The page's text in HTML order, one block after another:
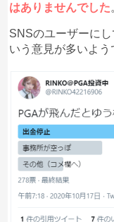
はありませんでした
SNSのユーザーにし
いう意見が多いよう